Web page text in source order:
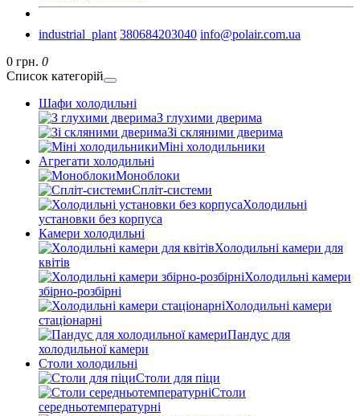
industrial_plant 380684203040 info@polair.com.ua
0 грн. 0
Список категорій
Шафи холодильні
З глухими дверима
Зі скляними дверима
Міні холодильники
Агрегати холодильні
Моноблоки
Спліт-системи
Холодильні
установки без корпуса
Камери холодильні
Холодильні камери для
квітів
Холодильні камери
збірно-розбірні
Холодильні камери
стаціонарні
Пандус для
холодильної камери
Столи холодильні
Столи для піци
Столи
середньотемпературні